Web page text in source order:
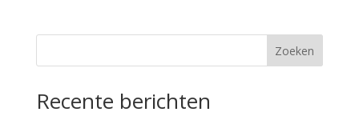
Zoeken
Recente berichten